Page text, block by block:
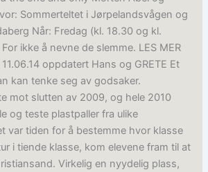
Sommerteltet i Jørpelandsvågen og
Når: Fredag (kl. 18.30 og kl.
ikke å nevne de slemme. LES MER
oppdatert Hans og GRETE Et
kan tenke seg av godsaker.
mot slutten av 2009, og hele 2010
og teste plastpaller fra ulike
var tiden for å bestemme hvor klasse
i tiende klasse, kom elevene fram til at
Virkelig en nyydelig plass,